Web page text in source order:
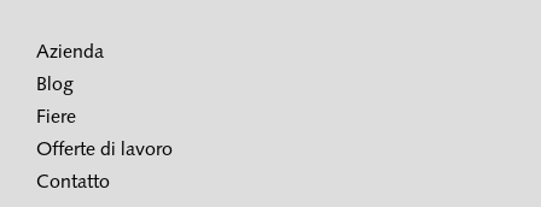
Azienda
Blog
Fiere
Offerte di lavoro
Contatto